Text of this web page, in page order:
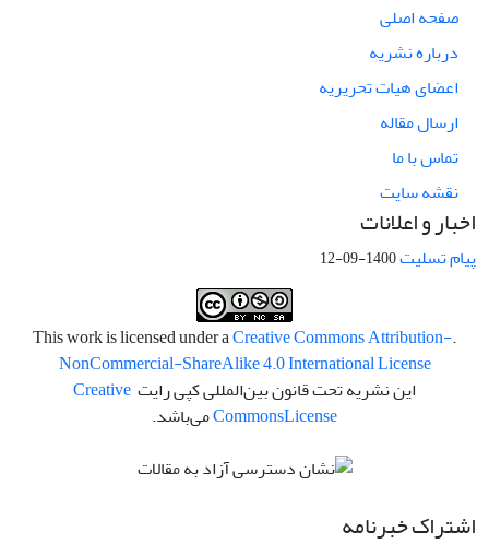
صفحه اصلی
درباره نشریه
اعضای هیات تحریریه
ارسال مقاله
تماس با ما
نقشه سایت
اخبار و اعلانات
پیام تسلیت1400-09-12
.This work is licensed under a
Creative Commons Attribution-
NonCommercial-ShareAlike 4.0 International License
این نشریه تحت قانون بین‌المللی کپی رایت Creative
CommonsLicense می‌باشد.
اشتراک خبرنامه